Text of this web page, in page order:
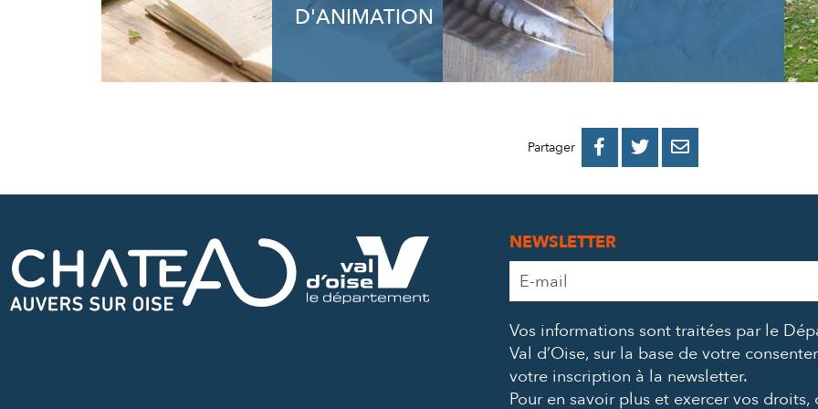
D'ANIMATION
Partager 
PARTAGER
PARTAGER
PARTAGER
NEWSLETTER
Adresse
e-
*
Vos informations sont traitées par le
Val d’Oise, sur la base de votre
votre inscription à la newsletter.
Pour en savoir plus et exercer vos droits,